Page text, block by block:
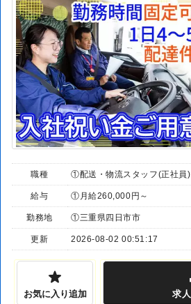
職種 ①配送・物流スタッフ(正社員)
給与 ①月給260,000円～
勤務地 ①三重県四日市市
更新 2026-08-02 00:51:17
お気に入り追加 求人